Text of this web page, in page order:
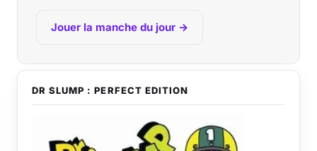
Jouer la manche du jour →
DR SLUMP : PERFECT EDITION